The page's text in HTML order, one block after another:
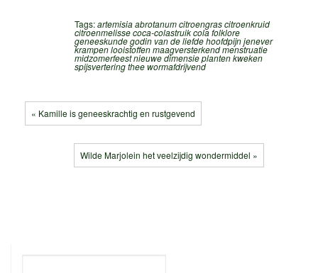
Tags:artemisia abrotanumcitroengrascitroenkruid
citroenmelissecoca-colastruikcolafolklore
geneeskundegodin van de liefdehoofdpijnjenever
krampenlooistoffenmaagversterkendmenstruatie
midzomerfeestnieuwe dimensieplanten kweken
spijsverteringtheewormafdrijvend
« Kamille is geneeskrachtig en rustgevend
Wilde Marjolein het veelzijdig wondermiddel »